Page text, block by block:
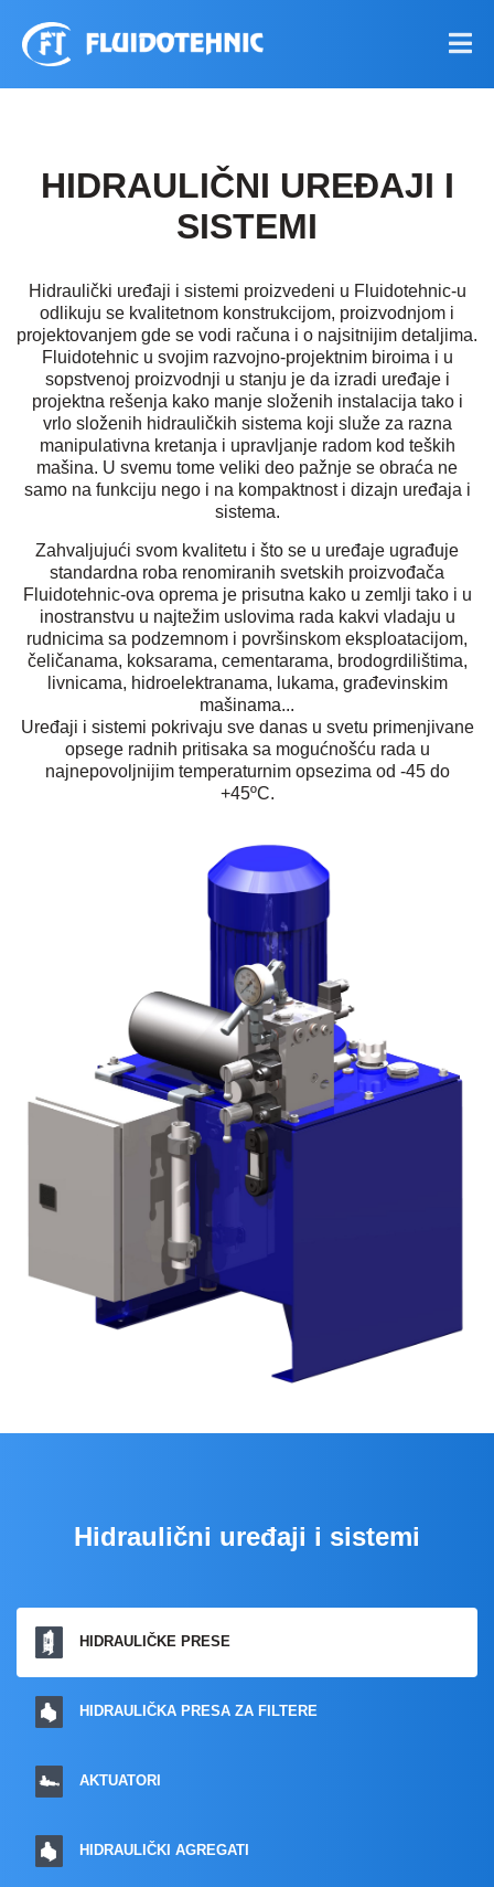
HIDRAULIČNI UREĐAJI I
SISTEMI
Hidraulički uređaji i sistemi proizvedeni u Fluidotehnic-u
odlikuju se kvalitetnom konstrukcijom, proizvodnjom i
projektovanjem gde se vodi računa i o najsitnijim detaljima.
Fluidotehnic u svojim razvojno-projektnim biroima i u
sopstvenoj proizvodnji u stanju je da izradi uređaje i
projektna rešenja kako manje složenih instalacija tako i
vrlo složenih hidrauličkih sistema koji služe za razna
manipulativna kretanja i upravljanje radom kod teških
mašina. U svemu tome veliki deo pažnje se obraća ne
samo na funkciju nego i na kompaktnost i dizajn uređaja i
sistema.
Zahvaljujući svom kvalitetu i što se u uređaje ugrađuje
standardna roba renomiranih svetskih proizvođača
Fluidotehnic-ova oprema je prisutna kako u zemlji tako i u
inostranstvu u najtežim uslovima rada kakvi vladaju u
rudnicima sa podzemnom i površinskom eksploatacijom,
čeličanama, koksarama, cementarama, brodogrdilištima,
livnicama, hidroelektranama, lukama, građevinskim
mašinama...
Uređaji i sistemi pokrivaju sve danas u svetu primenjivane
opsege radnih pritisaka sa mogućnošću rada u
najnepovoljnijim temperaturnim opsezima od -45 do
+45ºC.
Hidraulični uređaji i sistemi
HIDRAULIČKE PRESE
HIDRAULIČKA PRESA ZA FILTERE
AKTUATORI
HIDRAULIČKI AGREGATI